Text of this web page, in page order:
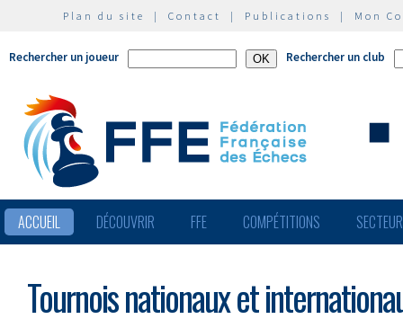
Plan du site | Contact | Publications | Mon
Rechercher un joueur Rechercher un club
ACCUEIL DÉCOUVRIR FFE COMPÉTITIONS
Tournois nationaux et